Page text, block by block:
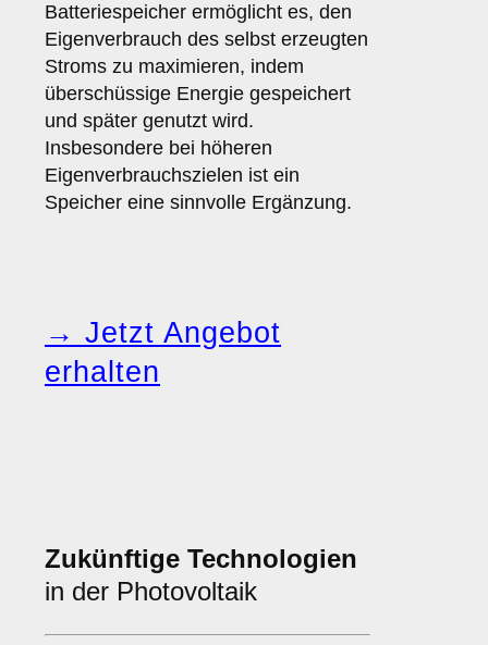
Batteriespeicher ermöglicht es, den
Eigenverbrauch des selbst erzeugten
Stroms zu maximieren, indem
überschüssige Energie gespeichert
und später genutzt wird.
Insbesondere bei höheren
Eigenverbrauchszielen ist ein
Speicher eine sinnvolle Ergänzung.
→ Jetzt Angebot
erhalten
Zukünftige Technologien
in der Photovoltaik